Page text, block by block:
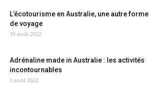
L’écotourisme en Australie, une autre forme
de voyage
10 août 2022
Adrénaline made in Australie : les activités
incontournables
3 août 2022